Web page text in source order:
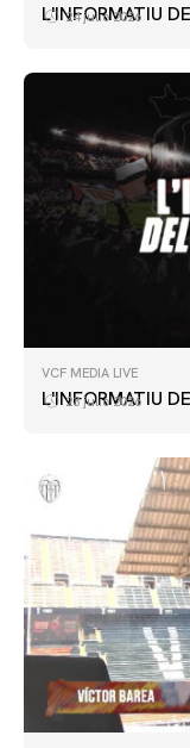
L'INFORMATIU
24 julio 2026
VCF MEDIA LIVE
L'INFORMATIU
23 julio 2026